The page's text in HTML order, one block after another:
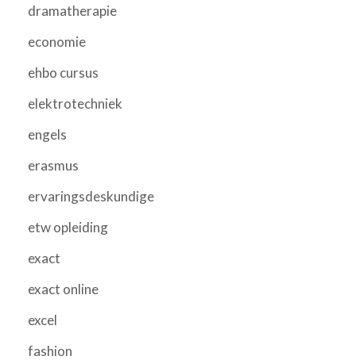
dramatherapie
economie
ehbo cursus
elektrotechniek
engels
erasmus
ervaringsdeskundige
etw opleiding
exact
exact online
excel
fashion